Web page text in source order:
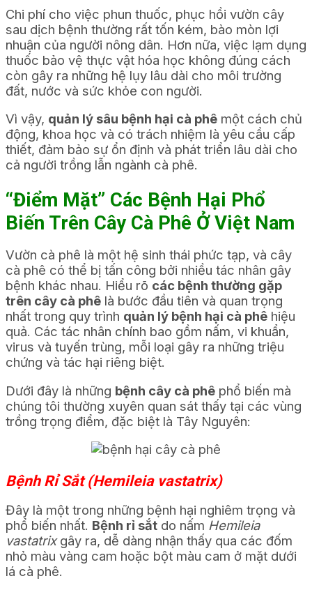
Chi phí cho việc phun thuốc, phục hồi vườn cây
sau dịch bệnh thường rất tốn kém, bào mòn lợi
nhuận của người nông dân. Hơn nữa, việc lạm dụng
thuốc bảo vệ thực vật hóa học không đúng cách
còn gây ra những hệ lụy lâu dài cho môi trường
đất, nước và sức khỏe con người.
Vì vậy, quản lý sâu bệnh hại cà phê một cách chủ
động, khoa học và có trách nhiệm là yêu cầu cấp
thiết, đảm bảo sự ổn định và phát triển lâu dài cho
cả người trồng lẫn ngành cà phê.
“Điểm Mặt” Các Bệnh Hại Phổ
Biến Trên Cây Cà Phê Ở Việt Nam
Vườn cà phê là một hệ sinh thái phức tạp, và cây
cà phê có thể bị tấn công bởi nhiều tác nhân gây
bệnh khác nhau. Hiểu rõ các bệnh thường gặp
trên cây cà phê là bước đầu tiên và quan trọng
nhất trong quy trình quản lý bệnh hại cà phê hiệu
quả. Các tác nhân chính bao gồm nấm, vi khuẩn,
virus và tuyến trùng, mỗi loại gây ra những triệu
chứng và tác hại riêng biệt.
Dưới đây là những bệnh cây cà phê phổ biến mà
chúng tôi thường xuyên quan sát thấy tại các vùng
trồng trọng điểm, đặc biệt là Tây Nguyên:
Bệnh Rỉ Sắt (Hemileia vastatrix)
Đây là một trong những bệnh hại nghiêm trọng và
phổ biến nhất. Bệnh rỉ sắt do nấm Hemileia
vastatrixgây ra, dễ dàng nhận thấy qua các đốm
nhỏ màu vàng cam hoặc bột màu cam ở mặt dưới
lá cà phê.